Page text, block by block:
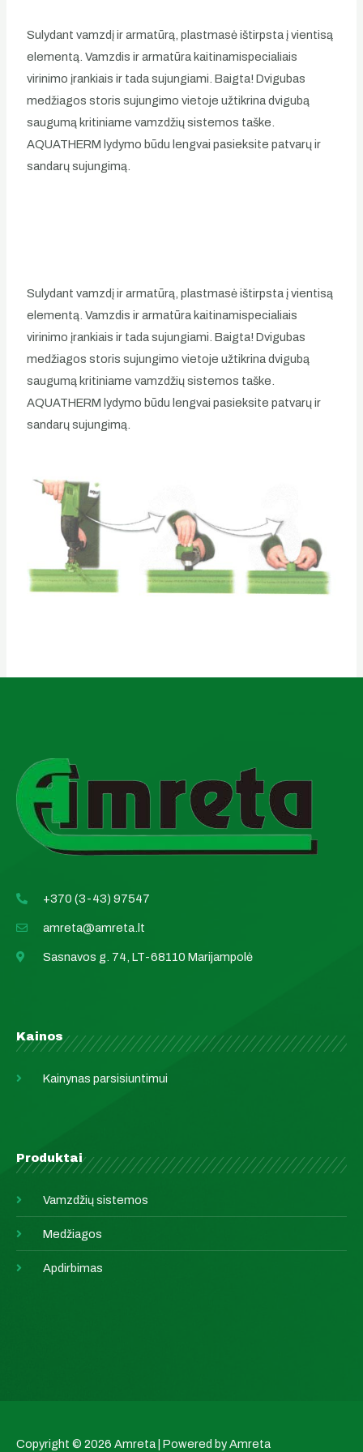
Sulydant vamzdį ir armatūrą, plastmasė ištirpsta į vientisą
elementą. Vamzdis ir armatūra kaitinamispecialiais
virinimo įrankiais ir tada sujungiami. Baigta! Dvigubas
medžiagos storis sujungimo vietoje užtikrina dvigubą
saugumą kritiniame vamzdžių sistemos taške.
AQUATHERM lydymo būdu lengvai pasieksite patvarų ir
sandarų sujungimą.
Sulydant vamzdį ir armatūrą, plastmasė ištirpsta į vientisą
elementą. Vamzdis ir armatūra kaitinamispecialiais
virinimo įrankiais ir tada sujungiami. Baigta! Dvigubas
medžiagos storis sujungimo vietoje užtikrina dvigubą
saugumą kritiniame vamzdžių sistemos taške.
AQUATHERM lydymo būdu lengvai pasieksite patvarų ir
sandarų sujungimą.
+370 (3-43) 97547
amreta@amreta.lt
Sasnavos g. 74, LT-68110 Marijampolė
Kainos
Kainynas parsisiuntimui
Produktai
Vamzdžių sistemos
Medžiagos
Apdirbimas
Copyright © 2026 Amreta | Powered by Amreta